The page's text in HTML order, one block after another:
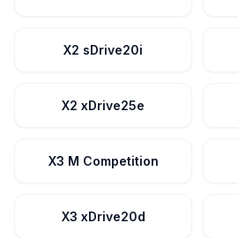
X2 sDrive20i
X2 xDrive25e
X3 M Competition
X3 xDrive20d